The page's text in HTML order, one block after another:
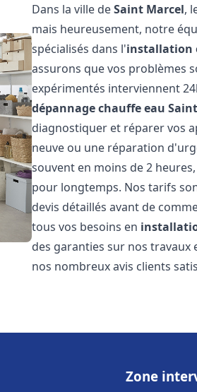
Dans la ville deSaint Marcel,
mais heureusement, notre
spécialisés dans l'installation
assurons que vos problèmes
expérimentés interviennent
dépannage chauffe eau
diagnostiquer et réparer vos
neuve ou une réparation
souvent en moins de 2
pour longtemps. Nos tarifs
devis détaillés avant de
tous vos besoins en
des garanties sur nos
nos nombreux avis clients
Zone